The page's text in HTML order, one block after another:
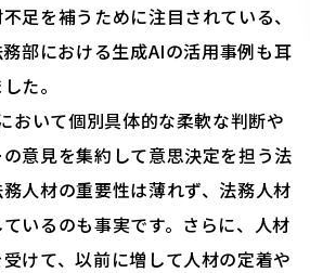
足を補うために注目されている、
部における生成AIの活用事例も耳
た。
おいて個別具体的な柔軟な判断や
意見を集約して意思決定を担う法
人材の重要性は薄れず、法務人材
ているのも事実です。さらに、人材
けて、以前に増して人材の定着や